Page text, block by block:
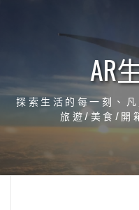
AR
探索生活的每一刻、
旅遊/美食/開